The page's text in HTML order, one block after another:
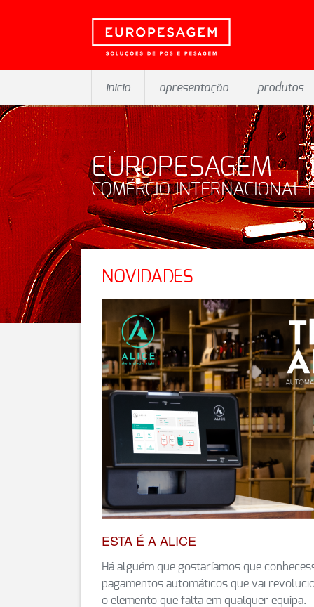
inicio apresentação produtos
EUROPESAGEM
COMÉRCIO
NOVIDADES
ESTA É A ALICE
Há alguém que gostaríamos que
pagamentos automáticos que vai
o elemento que falta em qualquer equipa.